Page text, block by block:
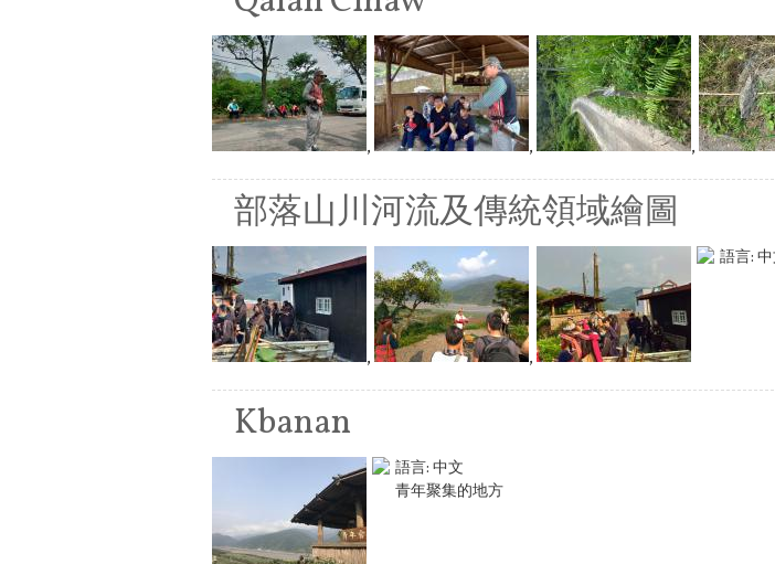
, , ,
部落山川河流及傳統領域繪圖
, ,
語言:
Kbanan
語言: 中文
青年聚集的地方